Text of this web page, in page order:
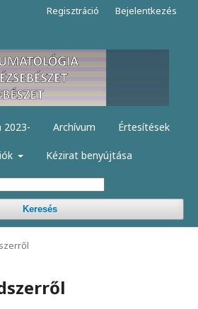
2023- Archívum Értesítések
Kézirat benyújtása
Keresés
Regisztráció Bejelentkezés